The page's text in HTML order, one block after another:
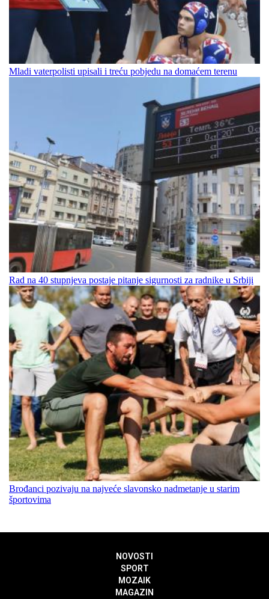
Mladi vaterpolisti upisali i treću pobjedu na domaćem terenu
Rad na 40 stupnjeva postaje pitanje sigurnosti za radnike u Srbiji
Brođanci pozivaju na najveće slavonsko nadmetanje u starim
športovima
NOVOSTI
SPORT
MOZAIK
MAGAZIN